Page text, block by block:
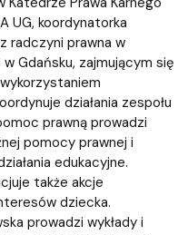
UG, koordynatorka
radczyni prawna w
Gdańsku, zajmującym się
działania zespołu
prawną prowadzi
pomocy prawnej i
edukacyjne.
także akcje
dziecka.
prowadzi wykłady i